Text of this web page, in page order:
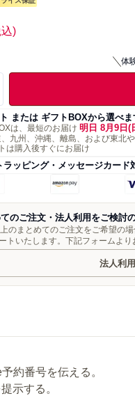
)
体
または ギフトBOXから選べま
は、最短のお届け 明日 8月9日(
九州、沖縄、離島、および東北
は購入後すぐにお届け
ラッピング・メッセージカード
のご注文・法人利用をご検討
のまとめてのご注文をご希望の
トいたします。下記フォームより
法人利
約番号を伝える。
示する。